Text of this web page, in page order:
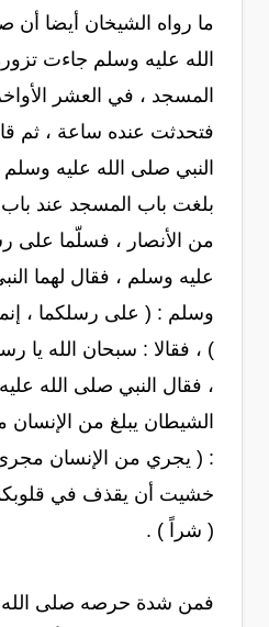
ما رواه الشيخان أيضا أن
الله عليه وسلم جاءت
المسجد ، في العشر
فتحدثت عنده ساعة ، ثم
النبي صلى الله عليه وسلم
بلغت باب المسجد عند
من الأنصار ، فسلّما على
عليه وسلم ، فقال لهما
وسلم : ( على رسلكما ،
) ، فقالا : سبحان الله يا
، فقال النبي صلى الله
الشيطان يبلغ من
: ( يجري من الإنسان
خشيت أن يقذف في
( شراً ) .
فمن شدة حرصه صلى الله